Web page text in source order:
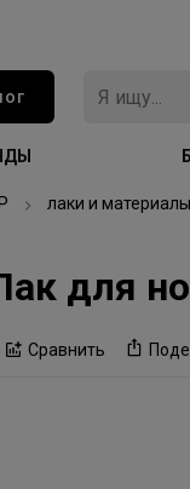
лаки и материалы
для
Сравнить